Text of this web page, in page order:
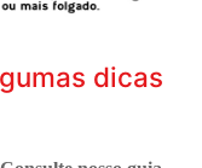
dicas